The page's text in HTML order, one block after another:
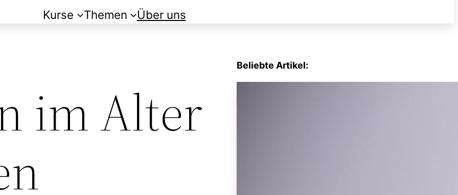
Kurse Themen Über uns
im Alter
Beliebte Artikel: